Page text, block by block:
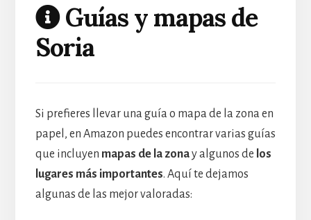
Guías y mapas de
Soria
Si prefieres llevar una guía o mapa de la zona en
papel, en Amazon puedes encontrar varias guías
que incluyen mapas de la zonay algunos de los
lugares más importantes. Aquí te dejamos
algunas de las mejor valoradas: